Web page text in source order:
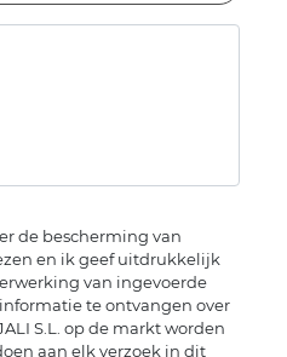
de bescherming van
en ik geef uitdrukkelijk
van ingevoerde
te ontvangen over
S.L. op de markt worden
aan elk verzoek in dit